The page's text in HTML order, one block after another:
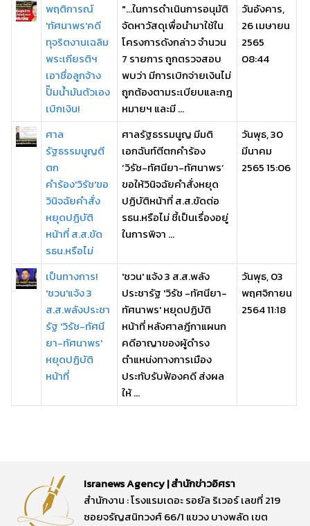
พฤติการณ์
'ทัศนาพร'คดี
ทุจริตงานเฉลิม
พระเกียรติฯ
เอาชื่อลูกจ้าง
ปั๊มน้ำมันตัวเอง
เบิกเงิน!
"...ในการดำเนินการอนุมัติ
จัดหาวัสดุเพื่อนำมาใช้ใน
โครงการดังกล่าว จำนวน
7 รายการ ถูกตรวจสอบ
พบว่า มีการเบิกจ่ายเงินไม่
ถูกต้องตามระเบียบและกฎ
หมายฯ และมี ...
วันอังคาร,
26 เมษายน
2565
08:44
ศาล
รัฐธรรมนูญตี
ตก
คำร้อง'วิรัช'ขอ
วินิจฉัยคำสั่ง
หยุดปฏิบัติ
หน้าที่ ส.ส.ขัด
รธน.หรือไม่
ศาลรัฐธรรมนูญ มีมติ
เอกฉันท์ตีตกคำร้อง
‘วิรัช-ทัศนียา-ทัศนาพร’
ขอให้วินิจฉัยคำสั่งหยุด
ปฏิบัติหน้าที่ ส.ส.ขัดต่อ
รธน.หรือไม่ ชี้เป็นเรื่องอยู่
ในการพิจา ...
วันพุธ, 30
มีนาคม
2565 15:06
เป็นทางการ!
'ชวน'แจ้ง 3
ส.ส.พลังประชา
รัฐ 'วิรัช-ทัศนี
ยา-ทัศนาพร'
หยุดปฏิบัติ
หน้าที่
'ชวน' แจ้ง 3 ส.ส.พลัง
ประชารัฐ 'วิรัช -ทัศนียา-
ทัศนาพร' หยุดปฏิบัติ
หน้าที่ หลังศาลฎีกาแผนก
คดีอาญาของผู้ดำรง
ตำแหน่งทางการเมือง
ประทับรับฟ้องคดี ส่งผล
ให้ ...
วันพุธ, 03
พฤศจิกายน
2564 11:18
Isranews Agency | สำนักข่าวอิศรา
สำนักงาน : โรงแรมเดอะ รอยัล ริเวอร์ เลขที่ 219
ซอยจรัญสนิทวงศ์ 66/1 แขวง บางพลัด เขต